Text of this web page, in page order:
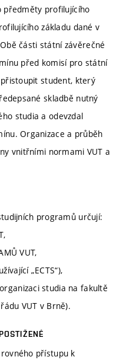
předměty profilujícího
základu dané v
části státní závěrečné
před komisí pro státní
student, který
skladbě nutný
studia a odevzdal
Organizace a průběh
vnitřními normami VUT a
programů určují:
VUT,
„ECTS“),
studia na fakultě
VUT v Brně).
přístupu k